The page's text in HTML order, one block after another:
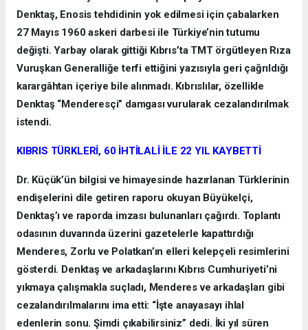
Denktaş, Enosis tehdidinin yok edilmesi için çabalarken
27 Mayıs 1960 askeri darbesi ile Türkiye’nin tutumu
değişti. Yarbay olarak gittiği Kıbrıs’ta TMT örgütleyen Rıza
Vuruşkan Generalliğe terfi ettiğini yazısıyla geri çağrıldığı
karargâhtan içeriye bile alınmadı. Kıbrıslılar, özellikle
Denktaş “Menderesçi” damgası vurularak cezalandırılmak
istendi.
KIBRIS TÜRKLERİ, 60 İHTİLALİ İLE 22 YIL KAYBETTİ
Dr. Küçük’ün bilgisi ve himayesinde hazırlanan Türklerinin
endişelerini dile getiren raporu okuyan Büyükelçi,
Denktaş’ı ve raporda imzası bulunanları çağırdı. Toplantı
odasının duvarında üzerini gazetelerle kapattırdığı
Menderes, Zorlu ve Polatkan’ın elleri kelepçeli resimlerini
gösterdi. Denktaş ve arkadaşlarını Kıbrıs Cumhuriyeti’ni
yıkmaya çalışmakla suçladı, Menderes ve arkadaşları gibi
cezalandırılmalarını ima etti: “İşte anayasayı ihlal
edenlerin sonu. Şimdi çıkabilirsiniz” dedi. İki yıl süren